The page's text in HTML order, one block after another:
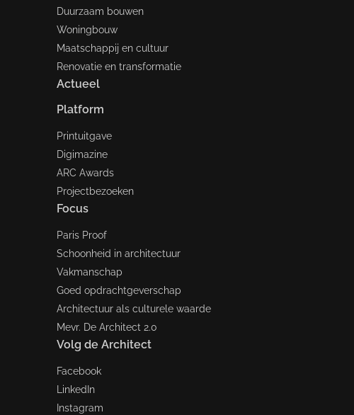
Duurzaam bouwen
Woningbouw
Maatschappij en cultuur
Renovatie en transformatie
Actueel
Platform
Printuitgave
Digimazine
ARC Awards
Projectbezoeken
Focus
Paris Proof
Schoonheid in architectuur
Vakmanschap
Goed opdrachtgeverschap
Architectuur als culturele waarde
Mevr. De Architect 2.0
Volg de Architect
Facebook
LinkedIn
Instagram